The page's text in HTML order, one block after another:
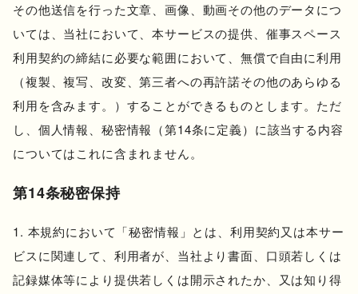
その他送信を行った文章、画像、動画その他のデータにつ
いては、当社において、本サービスの提供、催事スペース
利用契約の締結に必要な範囲において、無償で自由に利用
（複製、複写、改変、第三者への再許諾その他のあらゆる
利用を含みます。）することができるものとします。ただ
し、個人情報、秘密情報（第14条に定義）に該当する内容
についてはこれに含まれません。
第14条秘密保持
本規約において「秘密情報」とは、利用契約又は本サー
ビスに関連して、利用者が、当社より書面、口頭若しくは
記録媒体等により提供若しくは開示されたか、又は知り得